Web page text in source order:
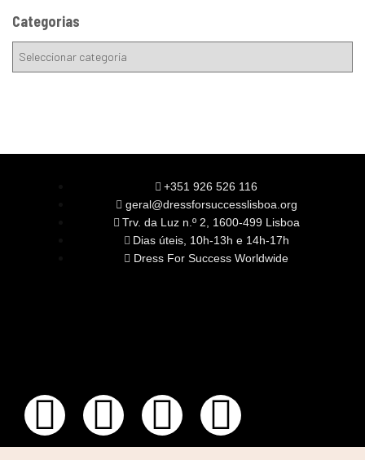
Categorias
+351 926 526 116
geral@dressforsuccesslisboa.org
Trv. da Luz n.º 2, 1600-499 Lisboa
Dias úteis, 10h-13h e 14h-17h
Dress For Success Worldwide